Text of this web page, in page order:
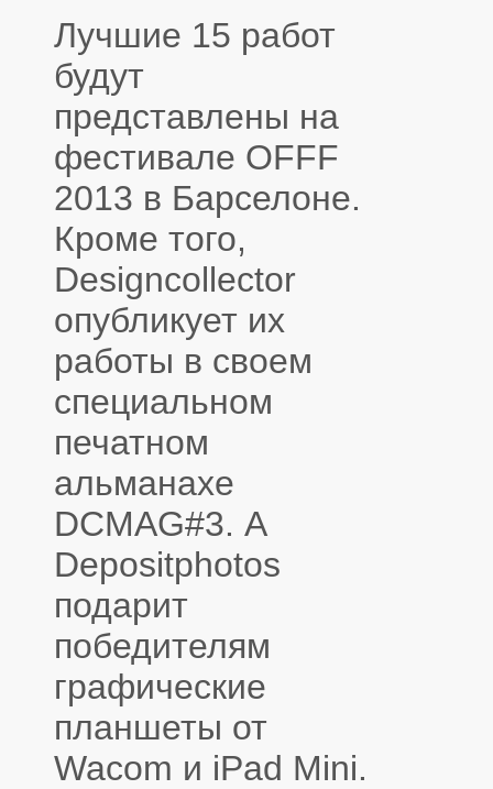
Лучшие 15 работ
будут
представлены на
фестивале OFFF
2013 в Барселоне.
Кроме того,
Designcollector
опубликует их
работы в своем
специальном
печатном
альманахе
DCMAG#3. А
Depositphotos
подарит
победителям
графические
планшеты от
Wacom и iPad Mini.